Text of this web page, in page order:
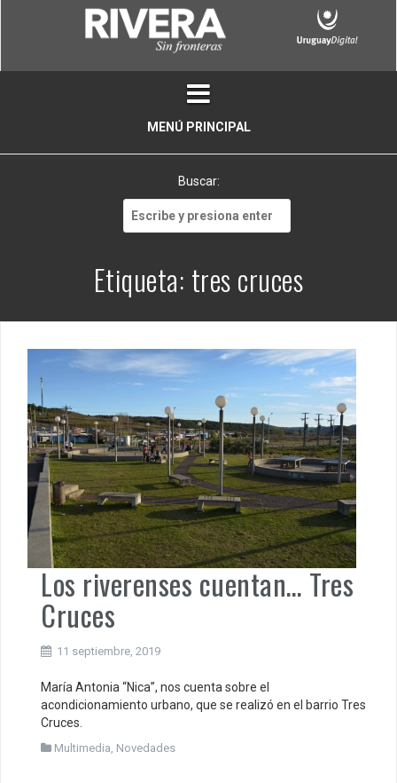
MENÚ PRINCIPAL
Buscar:
Etiqueta: tres cruces
Los riverenses cuentan… Tres
Cruces
11 septiembre, 2019
María Antonia “Nica”, nos cuenta sobre el
acondicionamiento urbano, que se realizó en el barrio Tres
Cruces.
Multimedia Novedades